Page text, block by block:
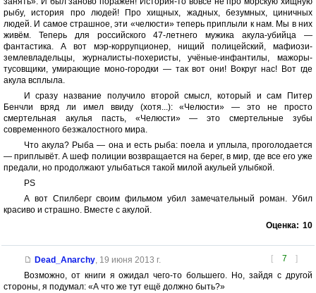
рыбу, история про людей! Про хищных, жадных, безумных, циничных
людей. И самое страшное, эти «челюсти» теперь приплыли к нам. Мы в них
живём. Теперь для российского 47-летнего мужика акула-убийца —
фантастика. А вот мэр-коррупционер, нищий полицейский, мафиози-
землевладельцы, журналисты-похеристы, учёные-инфантилы, мажоры-
тусовщики, умирающие моно-городки — так вот они! Вокруг нас! Вот где
акула всплыла.
И сразу название получило второй смысл, который и сам Питер
Бенчли вряд ли имел ввиду (хотя...): «Челюсти» — это не просто
смертельная акулья пасть, «Челюсти» — это смертельные зубы
современного безжалостного мира.
Что акула? Рыба — она и есть рыба: поела и уплыла, проголодается
— приплывёт. А шеф полиции возвращается на берег, в мир, где все его уже
предали, но продолжают улыбаться такой милой акульей улыбкой.
PS
А вот Спилберг своим фильмом убил замечательный роман. Убил
красиво и страшно. Вместе с акулой.
Оценка: 10
[ 7 ]
Dead_Anarchy, 19 июня 2013 г.
Возможно, от книги я ожидал чего-то большего. Но, зайдя с другой
стороны, я подумал: «А что же тут ещё должно быть?»